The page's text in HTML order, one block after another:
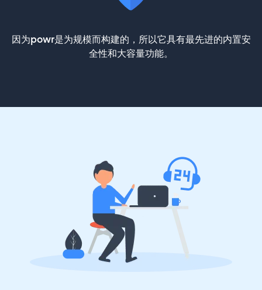
因为powr是为规模而构建的，所以它具有最先进的内置安
全性和大容量功能。